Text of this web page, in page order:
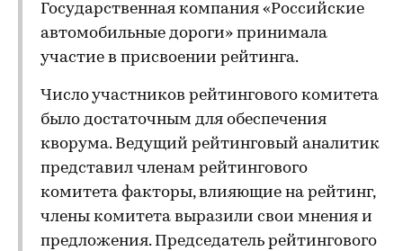
Государственная компания «Российские
автомобильные дороги» принимала
участие в присвоении рейтинга.
Число участников рейтингового комитета
было достаточным для обеспечения
кворума. Ведущий рейтинговый аналитик
представил членам рейтингового
комитета факторы, влияющие на рейтинг,
члены комитета выразили свои мнения и
предложения. Председатель рейтингового